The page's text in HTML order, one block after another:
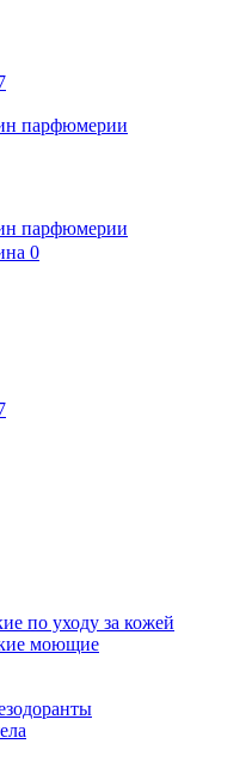
0
по уходу за кожей
моющие